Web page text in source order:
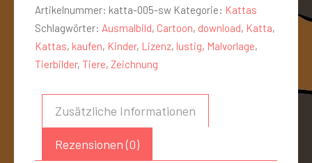
Artikelnummer: katta-005-sw Kategorie: Kattas
Schlagwörter: Ausmalbild, Cartoon, download, Katta,
Kattas, kaufen, Kinder, Lizenz, lustig, Malvorlage,
Tierbilder, Tiere, Zeichnung
Zusätzliche Informationen
Rezensionen (0)